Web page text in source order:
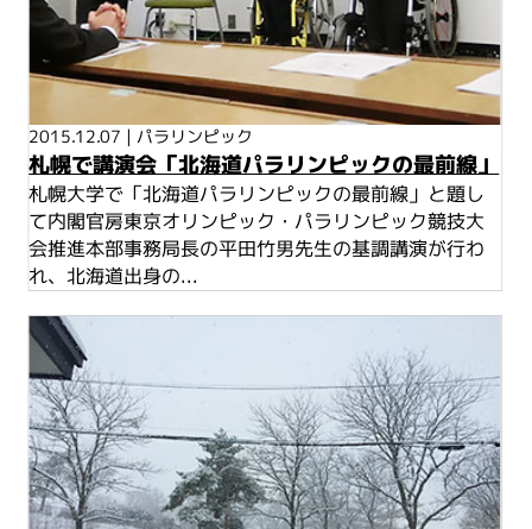
2015.12.07 | パラリンピック
札幌で講演会「北海道パラリンピックの最前線」
札幌大学で「北海道パラリンピックの最前線」と題し
て内閣官房東京オリンピック・パラリンピック競技大
会推進本部事務局長の平田竹男先生の基調講演が行わ
れ、北海道出身の...